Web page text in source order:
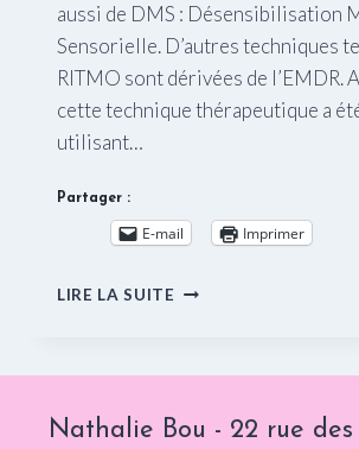
aussi de DMS : Désensibilisation
Sensorielle. D’autres techniques
RITMO sont dérivées de l’EMDR.
cette technique thérapeutique a
utilisant…
Partager :
E-mail Imprimer
LIRE LA SUITE L’EMDR/DMS
LES
Nathalie Bou - 22 rue des